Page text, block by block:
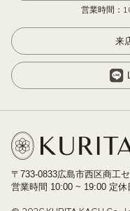
営業時間：
来
〒733-0833広島市西区商工
営業時間 10:00 ~ 19:00 定休